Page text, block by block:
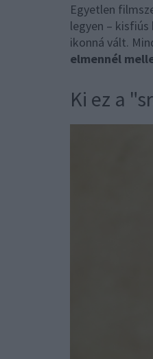
Egyetlen
legyen –
ikonná vált.
elmennél
Ki ez a